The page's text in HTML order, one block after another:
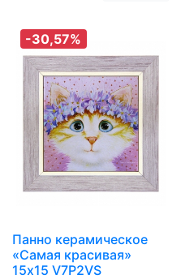
-30,57%
Панно керамическое
«Самая красивая»
15х15 V7P2VS